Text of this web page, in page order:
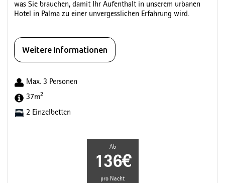
was Sie brauchen, damit Ihr Aufenthalt in unserem urbanen
Hotel in Palma zu einer unvergesslichen Erfahrung wird.
Weitere Informationen
Max. 3 Personen
37m2
2 Einzelbetten
Ab
136€
pro Nacht